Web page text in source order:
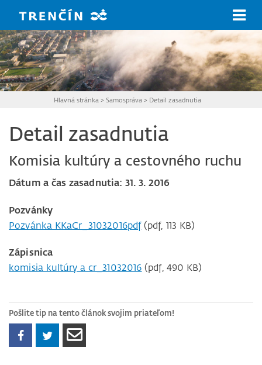
Hlavná stránka >Samospráva > Detail zasadnutia
Detail zasadnutia
Komisia kultúry a cestovného ruchu
Dátum a čas zasadnutia: 31. 3. 2016
Pozvánky
Pozvánka KKaCr_31032016pdf(pdf, 113 KB)
Zápisnica
komisia kultúry a cr_31032016 (pdf, 490 KB)
Pošlite tip na tento článok svojim priateľom!